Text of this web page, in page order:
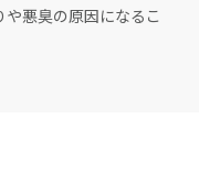
悪臭の原因になるこ